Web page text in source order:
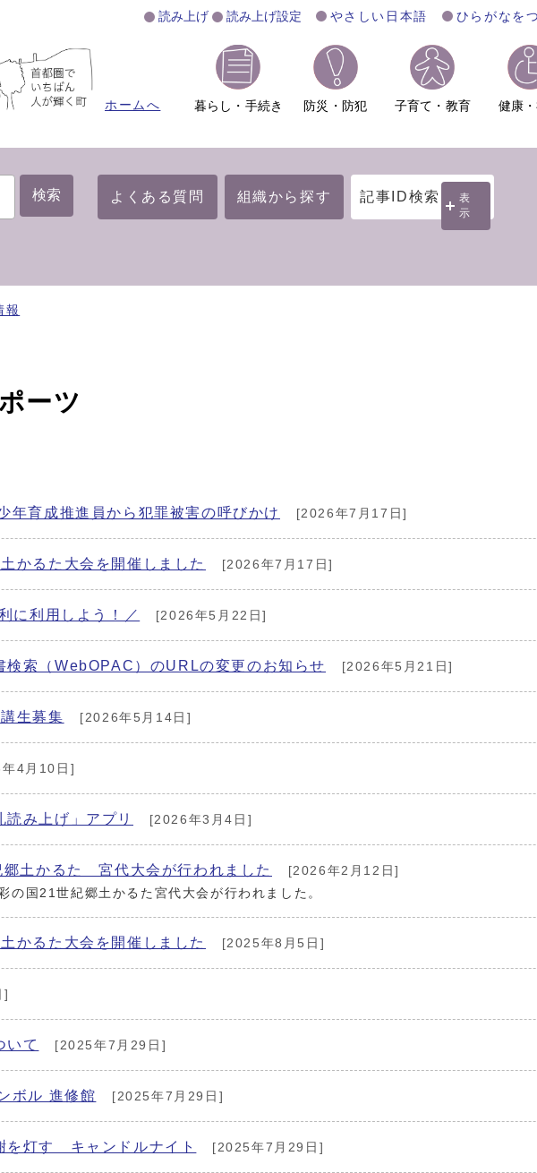
読み上げ 読み上げ設定 やさしい日本語 ひらがなを
ホームへ 暮らし・手続き 防災・防犯 子育て・教育 健康
検索 よくある質問 組織から探す 記事ID検索
表
示
報
ーツ
年育成推進員から犯罪被害の呼びかけ [2026年7月17日]
かるた大会を開催しました [2026年7月17日]
に利用しよう！／ [2026年5月22日]
検索（WebOPAC）のURLの変更のお知らせ [2026年5月21日]
生募集 [2026年5月14日]
4月10日]
み上げ」アプリ [2026年3月4日]
土かるた 宮代大会が行われました
[2026年2月12日]
の国21世紀郷土かるた宮代大会が行われました。
かるた大会を開催しました [2025年8月5日]
]
いて [2025年7月29日]
ボル 進修館 [2025年7月29日]
灯す キャンドルナイト [2025年7月29日]